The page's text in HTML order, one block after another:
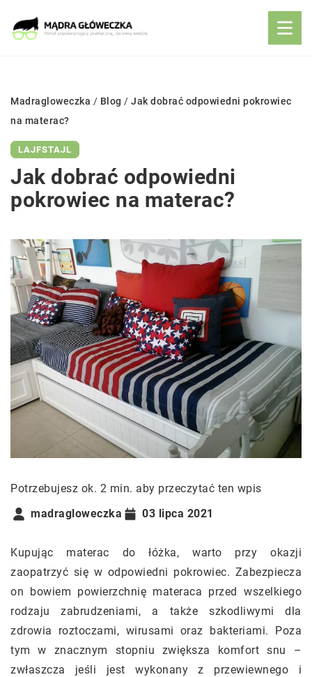
Madragloweczka / Blog / Jak dobrać odpowiedni pokrowiec
na materac?
LAJFSTAJL
Jak dobrać odpowiedni
pokrowiec na materac?
Potrzebujesz ok. 2 min. aby przeczytać ten wpis
madragloweczka
03 lipca 2021
Kupując materac do łóżka, warto przy okazji
zaopatrzyć się w odpowiedni pokrowiec. Zabezpiecza
on bowiem powierzchnię materaca przed wszelkiego
rodzaju zabrudzeniami, a także szkodliwymi dla
zdrowia roztoczami, wirusami oraz bakteriami. Poza
tym w znacznym stopniu zwiększa komfort snu –
zwłaszcza jeśli jest wykonany z przewiewnego i